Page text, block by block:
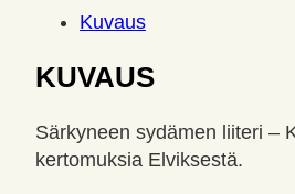
Kuvaus
KUVAUS
Särkyneen sydämen liiteri –
kertomuksia Elviksestä.